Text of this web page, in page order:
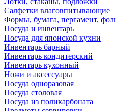
Салфетки влаговпитывающие
Формы, бумага, пергамент,
Посуда и инвентарь
Посуда для японской кухни
Инвентарь барный
Инвентарь кондитерский
Инвентарь кухонный
Ножи и аксессуары
Посуда одноразовая
Посуда столовая
Посуда из поликарбоната